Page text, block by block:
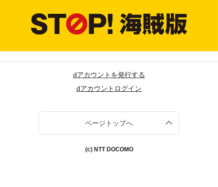
dアカウントを発行する
dアカウントログイン
ページトップへ
(c) NTT DOCOMO